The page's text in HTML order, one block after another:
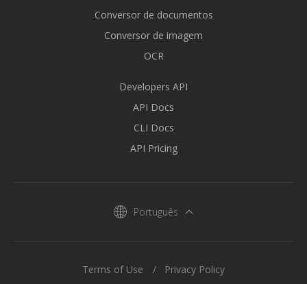
Conversor de documentos
Conversor de imagem
OCR
Developers API
API Docs
CLI Docs
API Pricing
Português
Terms of Use Privacy Policy